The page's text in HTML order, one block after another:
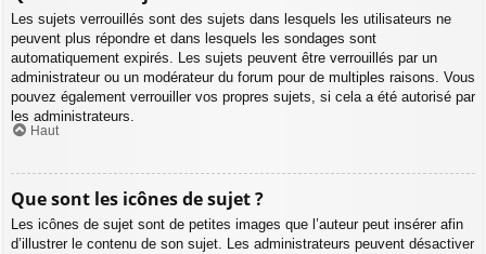
Les sujets verrouillés sont des sujets dans lesquels les utilisateurs ne
peuvent plus répondre et dans lesquels les sondages sont
automatiquement expirés. Les sujets peuvent être verrouillés par un
administrateur ou un modérateur du forum pour de multiples raisons. Vous
pouvez également verrouiller vos propres sujets, si cela a été autorisé par
les administrateurs.
Haut
Que sont les icônes de sujet ?
Les icônes de sujet sont de petites images que l’auteur peut insérer afin
d’illustrer le contenu de son sujet. Les administrateurs peuvent désactiver